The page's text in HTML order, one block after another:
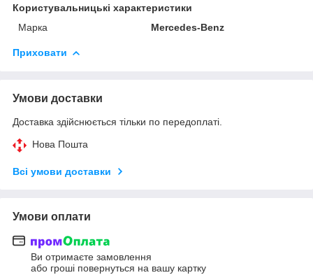
Користувальницькі характеристики
Марка
Mercedes-Benz
Приховати
Умови доставки
Доставка здійснюється тільки по передоплаті.
Нова Пошта
Всі умови доставки
Умови оплати
Ви отримаєте замовлення
або гроші повернуться на вашу картку